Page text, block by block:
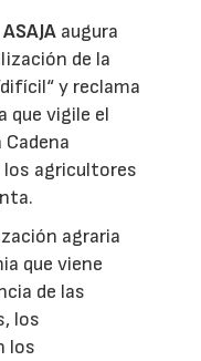
ASAJA augura
de la
y reclama
que vigile el
los agricultores
agraria
que viene
de las
los
los